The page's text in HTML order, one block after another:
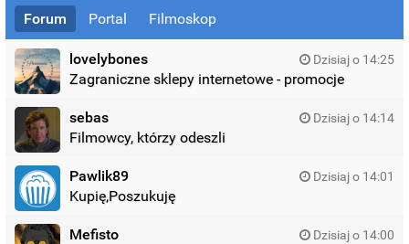
Forum Portal Filmoskop
lovelybones Dzisiaj o 14:25
Zagraniczne sklepy internetowe - promocje
sebas Dzisiaj o 14:14
Filmowcy, którzy odeszli
Pawlik89 Dzisiaj o 14:01
Kupię,Poszukuję
Mefisto Dzisiaj o 14:00